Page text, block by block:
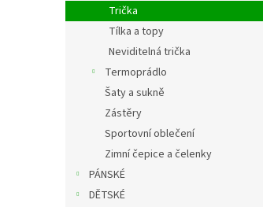
Trička
Tílka a topy
Neviditelná trička
Termoprádlo
Šaty a sukně
Zástěry
Sportovní oblečení
Zimní čepice a čelenky
PÁNSKÉ
DĚTSKÉ